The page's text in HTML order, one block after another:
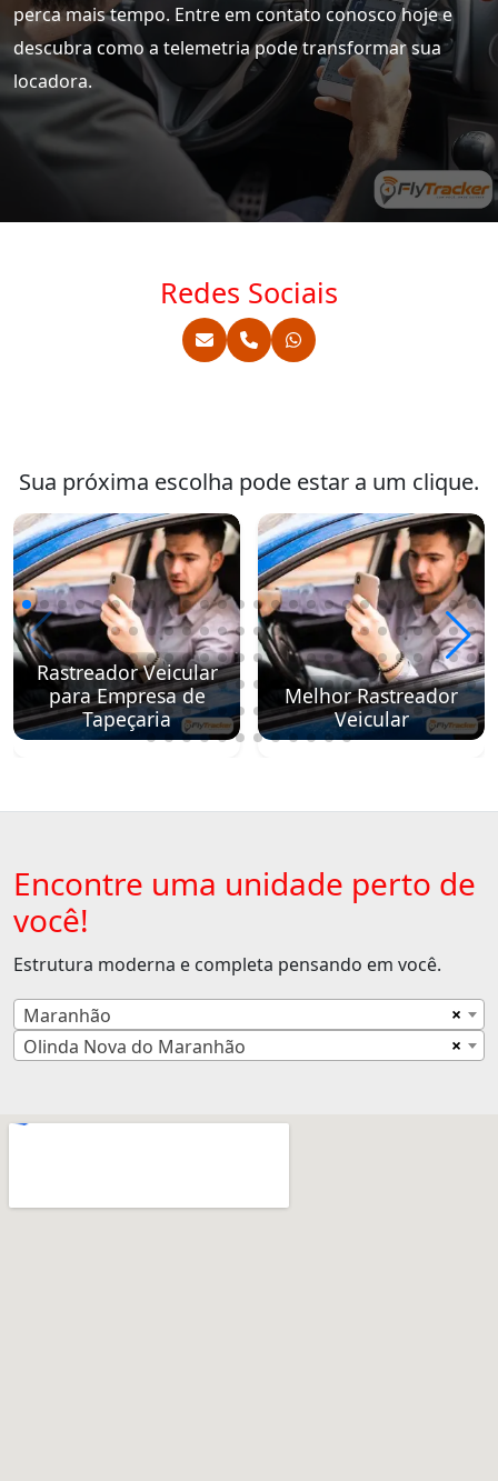
perca mais tempo. Entre em contato conosco hoje e
descubra como a telemetria pode transformar sua
locadora.
Redes Sociais
Sua próxima escolha pode estar a um clique.
Rastreador Veicular
para Empresa de
Tapeçaria
Melhor Rastreador
Veicular
Encontre uma unidade perto de
você!
Estrutura moderna e completa pensando em você.
×
Maranhão
×
Olinda Nova do Maranhão